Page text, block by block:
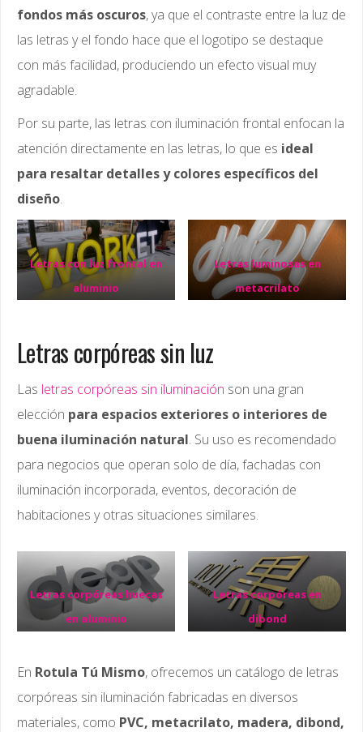
fondos más oscuros, ya que el contraste entre la luz de
las letras y el fondo hace que el logotipo se destaque
con más facilidad, produciendo un efecto visual muy
agradable.
Por su parte, las letras con iluminación frontal enfocan la
atención directamente en las letras, lo que es ideal
para resaltar detalles y colores específicos del
diseño.
Letras con luz frontal en
aluminio
Letras luminosas en
metacrilato
Letras corpóreas sin luz
Las letras corpóreas sin iluminación son una gran
elección para espacios exteriores o interiores de
buena iluminación natural. Su uso es recomendado
para negocios que operan solo de día, fachadas con
iluminación incorporada, eventos, decoración de
habitaciones y otras situaciones similares.
Letras corpóreas huecas
en aluminio
Letras corpóreas en
dibond
En Rotula Tú Mismo, ofrecemos un catálogo de letras
corpóreas sin iluminación fabricadas en diversos
materiales, como PVC, metacrilato, madera, dibond,